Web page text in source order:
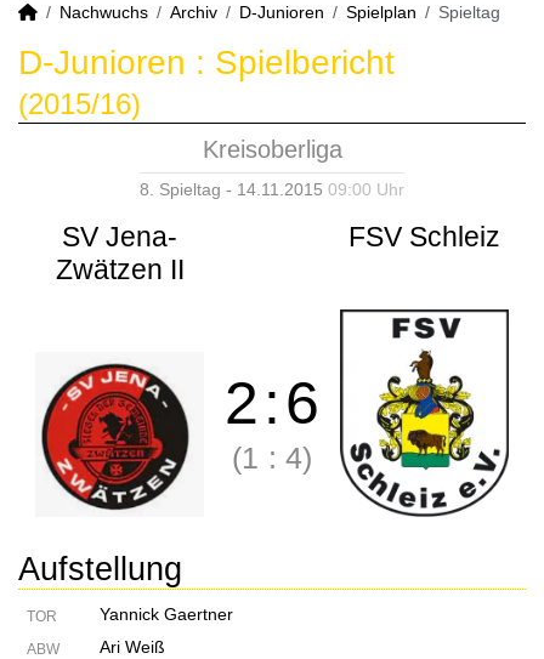
Nachwuchs Archiv D-Junioren Spielplan Spieltag
D-Junioren : Spielbericht
(2015/16)
Kreisoberliga
8. Spieltag - 14.11.2015 09:00 Uhr
SV Jena-
Zwätzen II
FSV Schleiz
2:6
(1 : 4)
Aufstellung
TOR Yannick Gaertner
ABW
Ari Weiß